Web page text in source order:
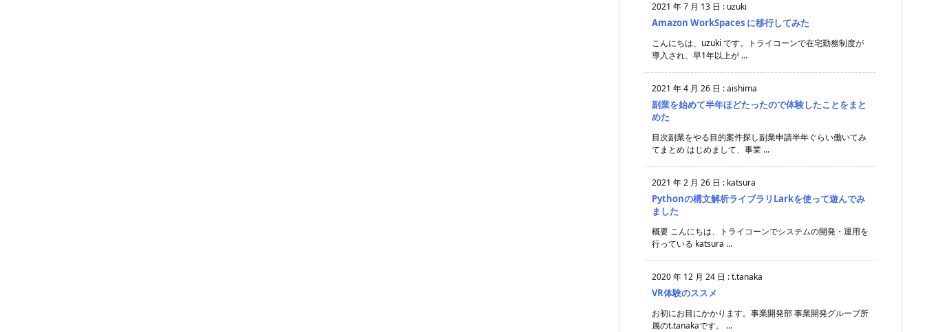
2021 年 7 月 13 日 : uzuki
Amazon WorkSpaces に移行してみた
こんにちは、uzuki です。トライコーンで在宅勤務制度が
導入され、早1年以上が ...
2021 年 4 月 26 日 :aishima
副業を始めて半年ほどたったので体験したことをまと
めた
目次副業をやる目的案件探し副業申請半年ぐらい働いてみ
てまとめ はじめまして、事業 ...
2021 年 2 月 26 日 : katsura
Pythonの構文解析ライブラリLarkを使って遊んでみ
ました
概要 こんにちは、トライコーンでシステムの開発・運用を
行っている katsura ...
2020 年 12 月 24 日 :t.tanaka
VR体験のススメ
お初にお目にかかります。事業開発部 事業開発グループ所
属のt.tanakaです。 ...